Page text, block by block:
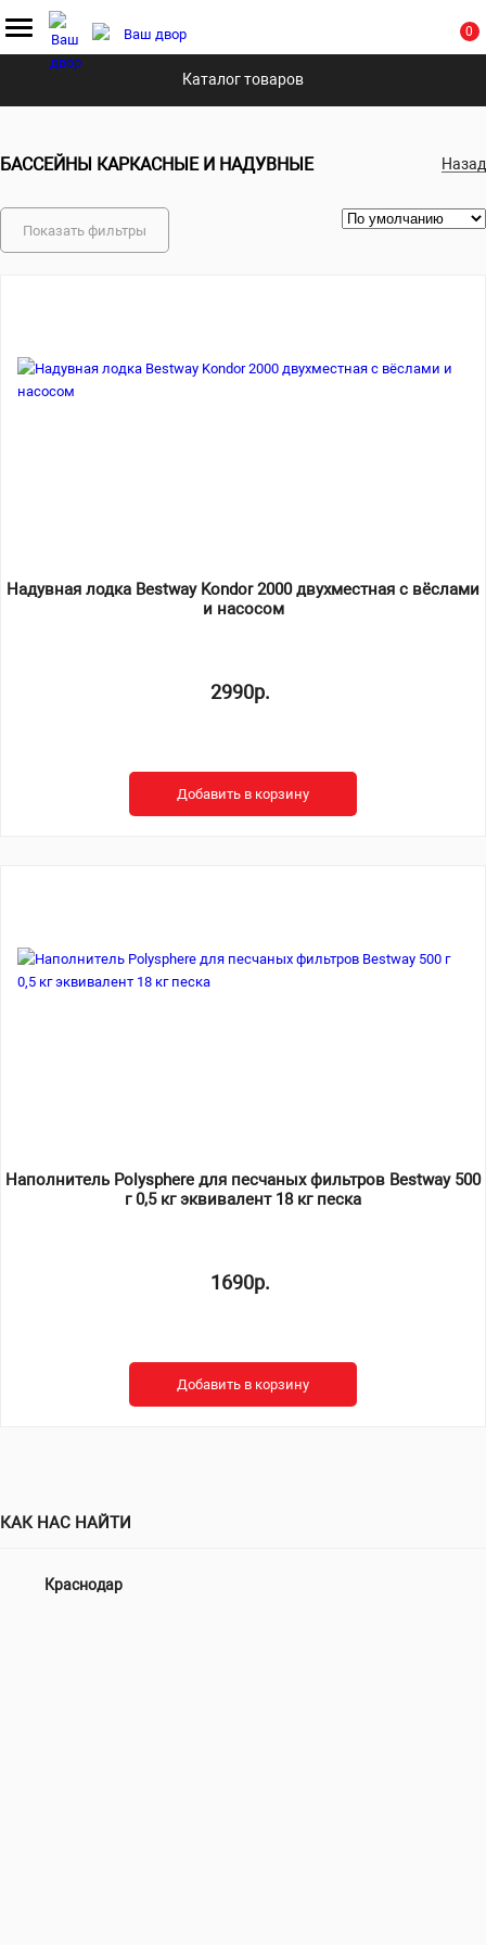
0
Каталог товаров
Главная Каталог
Благоустройство сада
Бассейны каркасные и надувные
БАССЕЙНЫ КАРКАСНЫЕ И НАДУВНЫЕ Назад
Показать фильтры
Надувная лодка Bestway Kondor 2000 двухместная с вёслами
и насосом
2990р.
Добавить в корзину
Наполнитель Polysphere для песчаных фильтров Bestway 500
г 0,5 кг эквивалент 18 кг песка
1690р.
Добавить в корзину
КАК НАС НАЙТИ
Краснодар